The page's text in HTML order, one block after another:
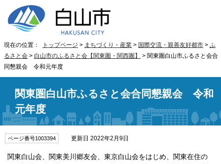
現在の位置： トップページ > まちづくり・産業 > 国際交流・親善友好都市 > ふ
るさと会 > 白山市のふるさと会【関東圏・関西圏】
> 関東圏白山市ふるさと会合
同懇親会 令和元年度
関東圏白山市ふるさと会合同懇親会 令和
元年度
ページ番号1003394 更新日 2022年2月9日
関東白山会、関東美川郷友会、東京白山会をはじめ、関東在住の